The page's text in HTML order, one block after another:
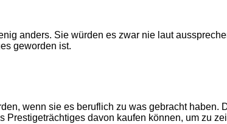
anders. Sie würden es zwar nie laut
geworden ist.
wenn sie es beruflich zu was gebracht haben.
davon kaufen können, um zu